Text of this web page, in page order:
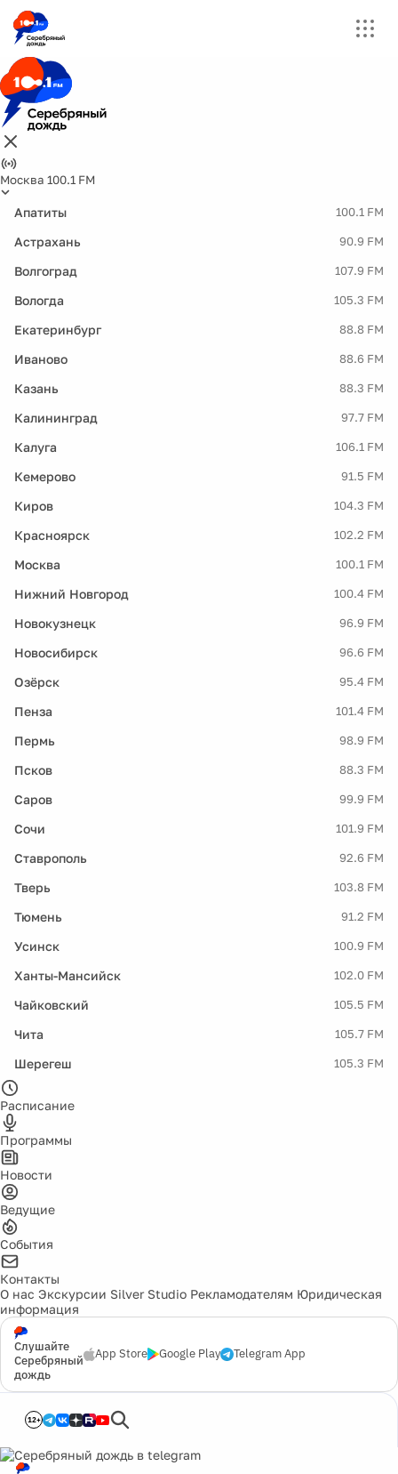
Москва 100.1 FM
Апатиты 100.1 FM
Астрахань 90.9 FM
Волгоград 107.9 FM
Вологда 105.3 FM
Екатеринбург 88.8 FM
Иваново 88.6 FM
Казань 88.3 FM
Калининград 97.7 FM
Калуга 106.1 FM
Кемерово 91.5 FM
Киров 104.3 FM
Красноярск 102.2 FM
Москва 100.1 FM
Нижний Новгород 100.4 FM
Новокузнецк 96.9 FM
Новосибирск 96.6 FM
Озёрск 95.4 FM
Пенза 101.4 FM
Пермь 98.9 FM
Псков 88.3 FM
Саров 99.9 FM
Сочи 101.9 FM
Ставрополь 92.6 FM
Тверь 103.8 FM
Тюмень 91.2 FM
Усинск 100.9 FM
Ханты-Мансийск 102.0 FM
Чайковский 105.5 FM
Чита 105.7 FM
Шерегеш 105.3 FM
Расписание
Программы
Новости
Ведущие
События
Контакты
О нас Экскурсии Silver Studio Рекламодателям Юридическая
информация
Слушайте
Серебряный
дождь
App Store Google Play Telegram App
12+